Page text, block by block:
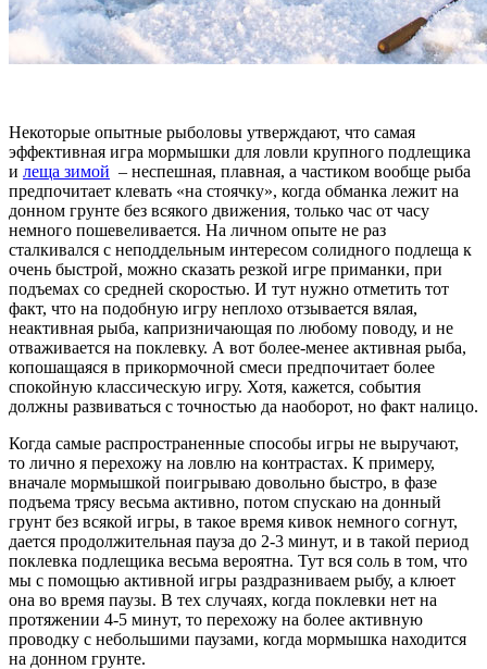
Некоторые опытные рыболовы утверждают, что самая
эффективная игра мормышки для ловли крупного подлещика
и леща зимой – неспешная, плавная, а частиком вообще рыба
предпочитает клевать «на стоячку», когда обманка лежит на
донном грунте без всякого движения, только час от часу
немного пошевеливается. На личном опыте не раз
сталкивался с неподдельным интересом солидного подлеща к
очень быстрой, можно сказать резкой игре приманки, при
подъемах со средней скоростью. И тут нужно отметить тот
факт, что на подобную игру неплохо отзывается вялая,
неактивная рыба, капризничающая по любому поводу, и не
отваживается на поклевку. А вот более-менее активная рыба,
копошащаяся в прикормочной смеси предпочитает более
спокойную классическую игру. Хотя, кажется, события
должны развиваться с точностью да наоборот, но факт налицо.
Когда самые распространенные способы игры не выручают,
то лично я перехожу на ловлю на контрастах. К примеру,
вначале мормышкой поигрываю довольно быстро, в фазе
подъема трясу весьма активно, потом спускаю на донный
грунт без всякой игры, в такое время кивок немного согнут,
дается продолжительная пауза до 2-3 минут, и в такой период
поклевка подлещика весьма вероятна. Тут вся соль в том, что
мы с помощью активной игры раздразниваем рыбу, а клюет
она во время паузы. В тех случаях, когда поклевки нет на
протяжении 4-5 минут, то перехожу на более активную
проводку с небольшими паузами, когда мормышка находится
на донном грунте.